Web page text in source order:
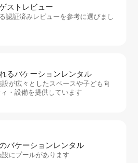
ス⁠ト⁠レ⁠ビ⁠ュ⁠ー
認証済みレビューを参考に選びまし
るバ⁠ケ⁠ー⁠シ⁠ョ⁠ンレ⁠ン⁠タ⁠ル
が広々としたスペースや子ども向
・設備を提供しています
バ⁠ケ⁠ー⁠シ⁠ョ⁠ンレ⁠ン⁠タ⁠ル
にプールがあります